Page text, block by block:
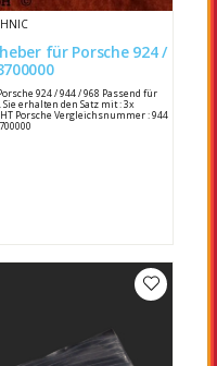
924 /
924 / 944 / 968 Passend für
erhalten den Satz mit : 3x
Porsche Vergleichsnummer : 944